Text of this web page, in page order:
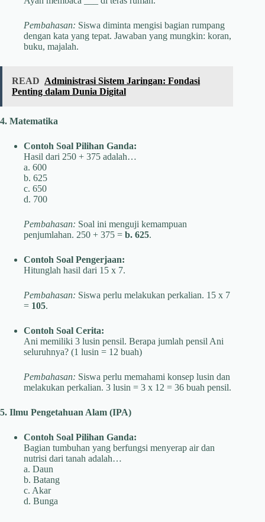
Pembahasan: Siswa diminta mengisi bagian rumpang
dengan kata yang tepat. Jawaban yang mungkin: koran,
buku, majalah.
READ Administrasi Sistem Jaringan: Fondasi
Penting dalam Dunia Digital
4. Matematika
Contoh Soal Pilihan Ganda:
Hasil dari 250 + 375 adalah…
a. 600
b. 625
c. 650
d. 700
Pembahasan: Soal ini menguji kemampuan
penjumlahan. 250 + 375 = b. 625.
Contoh Soal Pengerjaan:
Hitunglah hasil dari 15 x 7.
Pembahasan: Siswa perlu melakukan perkalian. 15 x 7
= 105.
Contoh Soal Cerita:
Ani memiliki 3 lusin pensil. Berapa jumlah pensil Ani
seluruhnya? (1 lusin = 12 buah)
Pembahasan: Siswa perlu memahami konsep lusin dan
melakukan perkalian. 3 lusin = 3 x 12 = 36 buah pensil.
5. Ilmu Pengetahuan Alam (IPA)
Contoh Soal Pilihan Ganda:
Bagian tumbuhan yang berfungsi menyerap air dan
nutrisi dari tanah adalah…
a. Daun
b. Batang
c. Akar
d. Bunga